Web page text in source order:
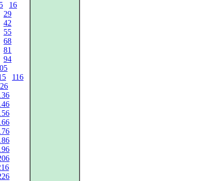
16
29
42
55
68
81
94
116